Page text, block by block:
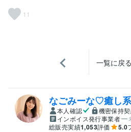
11
一覧に戻る
なごみーな♡癒し
本人確認
機密保持
インボイス発行事業者
総販売実績1,053評価 5.0